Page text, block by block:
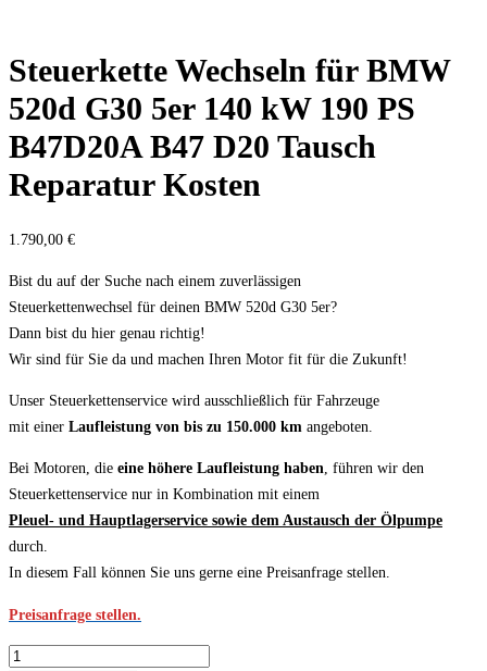
Steuerkette Wechseln für BMW
520d G30 5er 140 kW 190 PS
B47D20A B47 D20 Tausch
Reparatur Kosten
1.790,00 €
Bist du auf der Suche nach einem zuverlässigen
Steuerkettenwechsel für deinen BMW 520d G30 5er?
Dann bist du hier genau richtig!
Wir sind für Sie da und machen Ihren Motor fit für die Zukunft!
Unser Steuerkettenservice wird ausschließlich für Fahrzeuge
mit einer Laufleistung von bis zu 150.000 km angeboten.
Bei Motoren, die eine höhere Laufleistung haben, führen wir den
Steuerkettenservice nur in Kombination mit einem
Pleuel- und Hauptlagerservice sowie dem Austausch der Ölpumpe
durch.
In diesem Fall können Sie uns gerne eine Preisanfrage stellen.
Preisanfrage stellen.
Steuerkette